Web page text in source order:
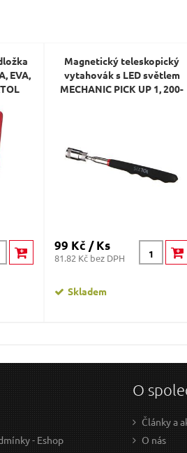
EVA,
Magnetický teleskopický
vytahovák s LED světlem
MECHANIC PICK UP 1, 200-
99 Kč / Ks
81.82 Kč bez DPH
Skladem
- Eshop
O
Články a
O nás